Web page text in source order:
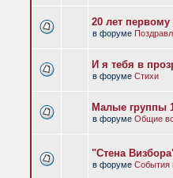
20 лет
в форуме
И я тебя в
в форуме Стихи
Малые группы
в форуме Общие
"Стена
в форуме События